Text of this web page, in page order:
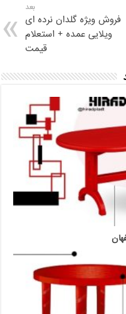
بعد
فروش ویژه گلدان نرده ای
ویلایی عمده + استعلام
قیمت